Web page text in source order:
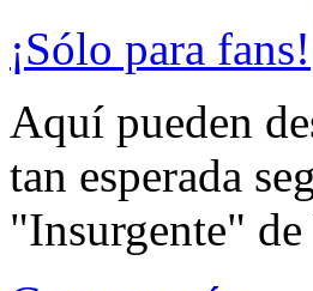
¡Sólo para fans!
Aquí pueden
tan esperada
"Insurgente"